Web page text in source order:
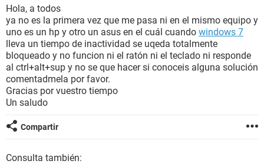
Hola, a todos
ya no es la primera vez que me pasa ni en el mismo equipo y
uno es un hp y otro un asus en el cuál cuando windows 7
lleva un tiempo de inactividad se uqeda totalmente
bloqueado y no funcion ni el ratón ni el teclado ni responde
al ctrl+alt+sup y no se que hacer si conoceis alguna solución
comentadmela por favor.
Gracias por vuestro tiempo
Un saludo
Compartir
Consulta también: